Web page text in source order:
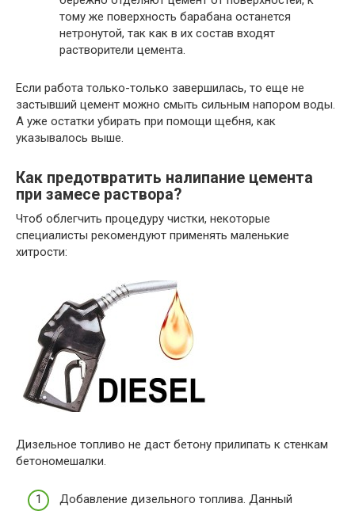
тому же поверхность барабана останется
нетронутой, так как в их состав входят
растворители цемента.
Если работа только-только завершилась, то еще не
застывший цемент можно смыть сильным напором воды.
А уже остатки убирать при помощи щебня, как
указывалось выше.
Как предотвратить налипание цемента
при замесе раствора?
Чтоб облегчить процедуру чистки, некоторые
специалисты рекомендуют применять маленькие
хитрости:
Дизельное топливо не даст бетону прилипать к стенкам
бетономешалки.
Добавление дизельного топлива. Данный